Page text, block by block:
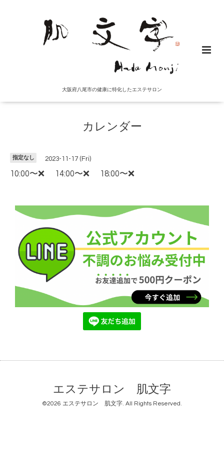
大阪府八尾市の健康に特化したエステサロン
カレンダー
指定なし 2023-11-17 (Fri)
10:00〜❌ 14:00〜❌ 18:00〜❌
エステサロン 肌文字
©2026 エステサロン 肌文字. All Rights Reserved.